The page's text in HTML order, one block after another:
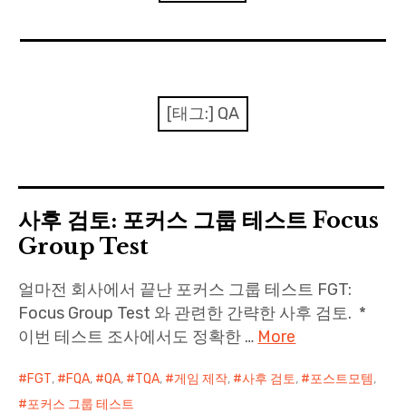
Private Military Manager: Tactical Auto Battler
GOTYS
Paper Star Fighters
Homemade Studio
Blender Training
[태그:] QA
사후 검토: 포커스 그룹 테스트 Focus
Group Test
얼마전 회사에서 끝난 포커스 그룹 테스트 FGT:
Focus Group Test 와 관련한 간략한 사후 검토. *
이번 테스트 조사에서도 정확한 … More
FGT, FQA, QA, TQA, 게임 제작, 사후 검토, 포스트모템,
포커스 그룹 테스트